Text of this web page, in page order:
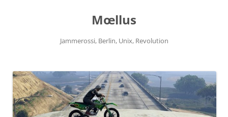
Mœllus
Jammerossi, Berlin, Unix, Revolution